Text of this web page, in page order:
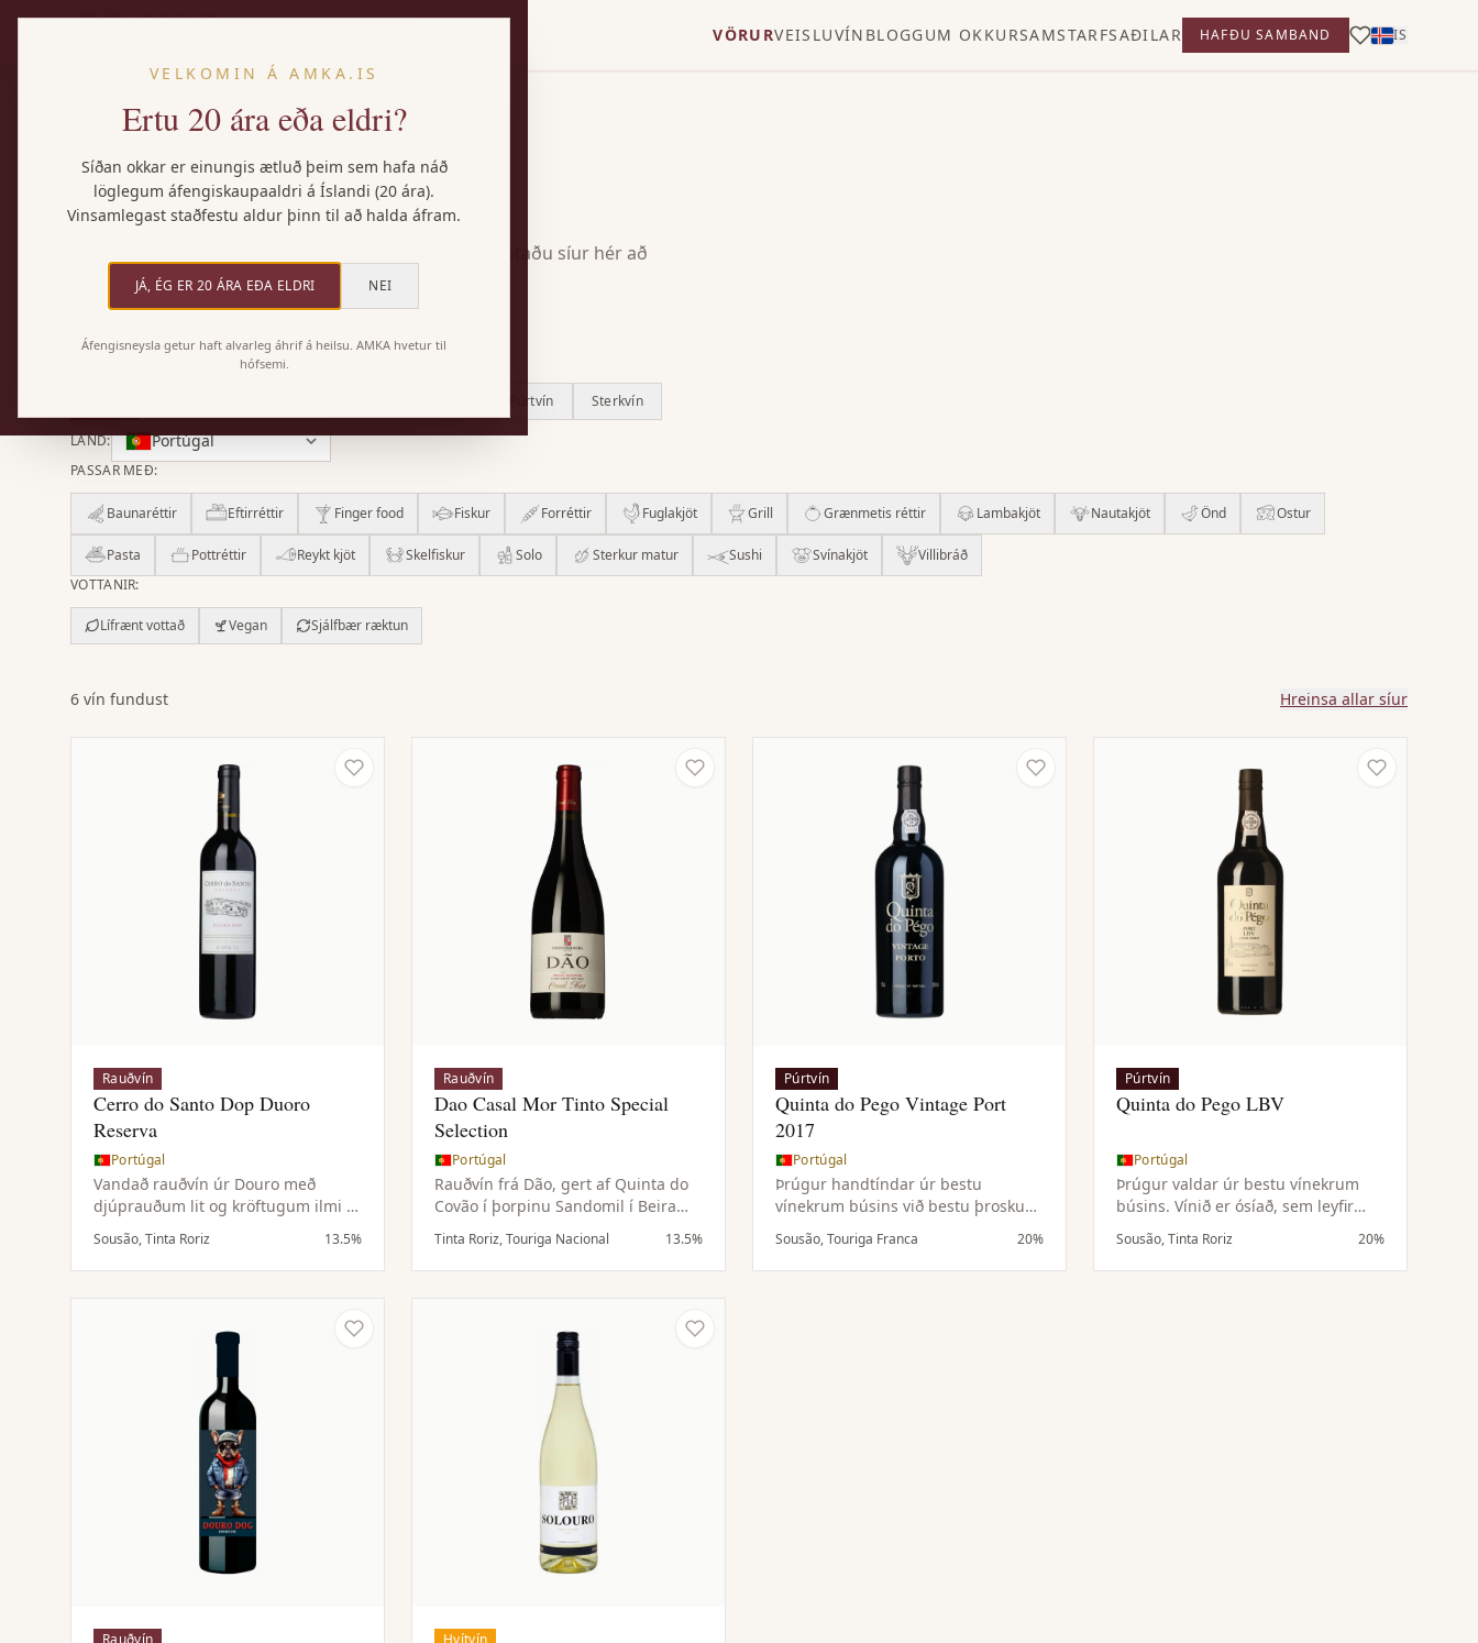
VÖRURVEISLUVÍN BLOGGUM OKKURSAMSTARFSAÐILAR HAFÐU SAMBAND IS
VÍNSAFNIÐ
Vörurnar okkar
AMKA flytur inn úrvals vín úr öllum heimshornum. Notaðu síur hér að
neðan til að finna þitt vín.
Púrtvín Sterkvín
LAND: Portúgal
PASSAR MEÐ:
Baunaréttir Eftirréttir Finger food Fiskur Forréttir Fuglakjöt Grill Grænmetis réttir Lambakjöt Nautakjöt Önd Ostur
Pasta Pottréttir Reykt kjöt Skelfiskur Solo Sterkur matur Sushi Svínakjöt
Villibráð
VOTTANIR:
Lífrænt vottað Vegan Sjálfbær ræktun
6 vín fundust Hreinsa allar síur
Rauðvín
Cerro do Santo Dop Duoro
Reserva
Portúgal
Vandað rauðvín úr Douro með
djúprauðum lit og kröftugum ilmi af
dökkum berjum, kakói og leðri. Vel
byggt í munni með mjúkri áferð,
aðlaðandi tannínum og löngu
Sousão, Tinta Roriz 13.5%
Rauðvín
Dao Casal Mor Tinto Special
Selection
Portúgal
Rauðvín frá Dão, gert af Quinta do
Covão í þorpinu Sandomil í Beira
Alta. Víngarðarnir liggja í hlíðum
Estrela-fjallgarðsins í
meginlandsloftslagi og mikilli hæð
granítjarðvegi gefur þrúgur með
góðri sýru og vín sem þola geymslu.
Tinta Roriz, Touriga Nacional 13.5%
Púrtvín
Quinta do Pego Vintage Port
2017
Portúgal
Þrúgur handtíndar úr bestu
vínekrum búsins við bestu þroskun
og þéttleika. Vínið er ósíað, sem
eykur dýpt og þroskunargetu og
lætur það þroskast fallega í
Sousão, Touriga Franca 20%
Púrtvín
Quinta do Pego LBV
Portúgal
Þrúgur valdar úr bestu vínekrum
búsins. Vínið er ósíað, sem leyfir
náttúrulegt botnfall og gefur fyllri
og tjáningarríkari karakter með
tímanum.
Sousão, Tinta Roriz 20%
Rauðvín Hvítvín
VELKOMIN Á AMKA.IS
Ertu 20 ára eða eldri?
Síðan okkar er einungis ætluð þeim sem hafa náð
löglegum áfengiskaupaaldri á Íslandi (20 ára).
Vinsamlegast staðfestu aldur þinn til að halda áfram.
JÁ, ÉG ER 20 ÁRA EÐA ELDRI NEI
Áfengisneysla getur haft alvarleg áhrif á heilsu. AMKA hvetur til
hófsemi.